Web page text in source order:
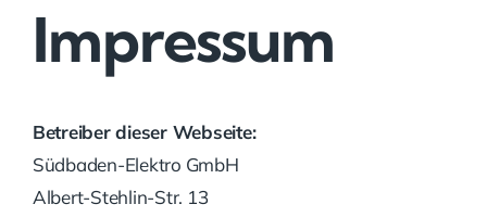
Karriere
Cookie-Richtlinie (EU)
Impressum
Betreiber dieser Webseite:
Südbaden-Elektro GmbH
Albert-Stehlin-Str. 13